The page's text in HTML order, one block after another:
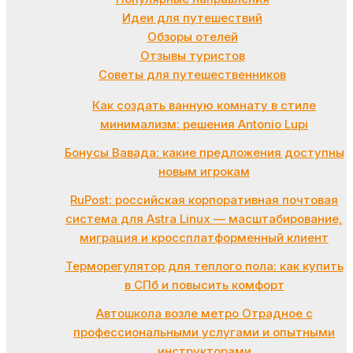
Идеи для путешествий
Обзоры отелей
Отзывы туристов
Советы для путешественников
Как создать ванную комнату в стиле
минимализм: решения Antonio Lupi
Бонусы Вавада: какие предложения доступны
новым игрокам
RuPost: российская корпоративная почтовая
система для Astra Linux — масштабирование,
миграция и кроссплатформенный клиент
Терморегулятор для теплого пола: как купить
в СПб и повысить комфорт
Автошкола возле метро Отрадное с
профессиональными услугами и опытными